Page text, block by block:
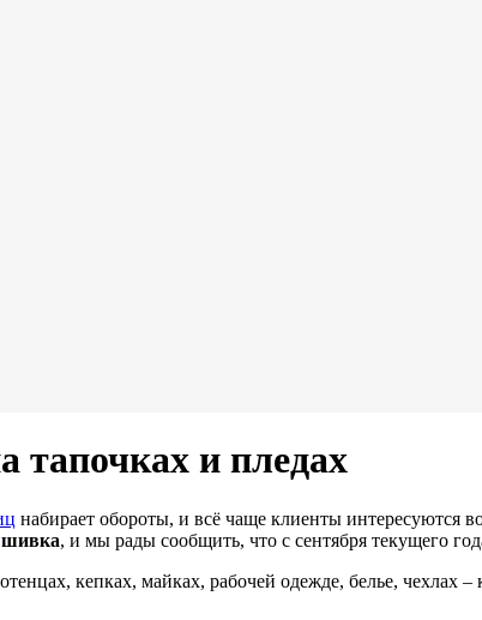
и пледах
набирает обороты, и всё чаще клиенты
, и мы рады сообщить, что с сентября текущего
кепках, майках, рабочей одежде, белье,